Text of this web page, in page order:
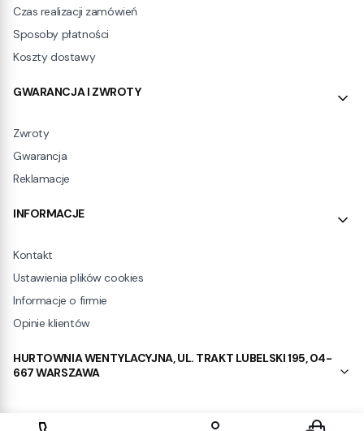
Czas realizacji zamówień
Sposoby płatności
Koszty dostawy
GWARANCJA I ZWROTY
Zwroty
Gwarancja
Reklamacje
INFORMACJE
Kontakt
Ustawienia plików cookies
Informacje o firmie
Opinie klientów
HURTOWNIA WENTYLACYJNA, UL. TRAKT LUBELSKI 195, 04-
667 WARSZAWA
Produkty